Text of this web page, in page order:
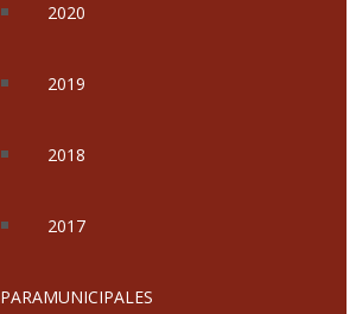
2020
2019
2018
2017
PARAMUNICIPALES